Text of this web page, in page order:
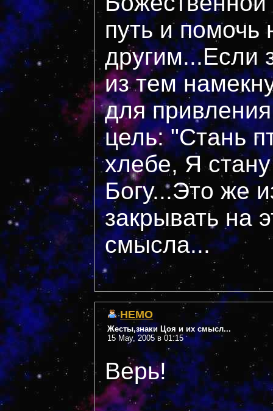
путь и помочь
другим...Если
из тем
для
цель: "Стань
хлебе, Я
Богу...Это же
закрывать на
смысла...
НЕМО
Жесты,знаки Цоя и их смысл...
15 May, 2005 в 01:15
Верь!